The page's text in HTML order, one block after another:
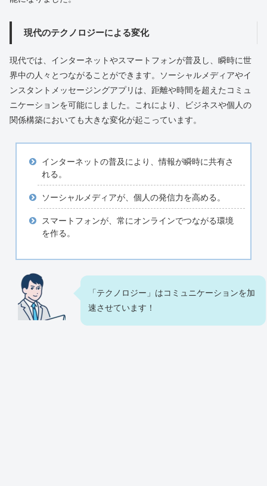
現代のテクノロジーによる変化
現代では、インターネットやスマートフォンが普及し、瞬時に世
界中の人々とつながることができます。ソーシャルメディアやイ
ンスタントメッセージングアプリは、距離や時間を超えたコミュ
ニケーションを可能にしました。これにより、ビジネスや個人の
関係構築においても大きな変化が起こっています。
インターネットの普及により、情報が瞬時に共有さ
れる。
ソーシャルメディアが、個人の発信力を高める。
スマートフォンが、常にオンラインでつながる環境
を作る。
「テクノロジー」はコミュニケーションを加
速させています！